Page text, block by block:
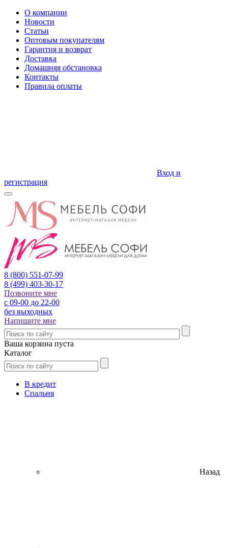
О компании
Новости
Статьи
Оптовым покупателям
Гарантия и возврат
Доставка
Домашняя обстановка
Контакты
Правила оплаты
Вход и
регистрация
8 (800) 551-07-99
8 (499) 403-30-17
Позвоните мне
с 09-00 до 22-00
без выходных
Напишите мне
Ваша корзина пуста
Каталог
В кредит
Спальня
Назад